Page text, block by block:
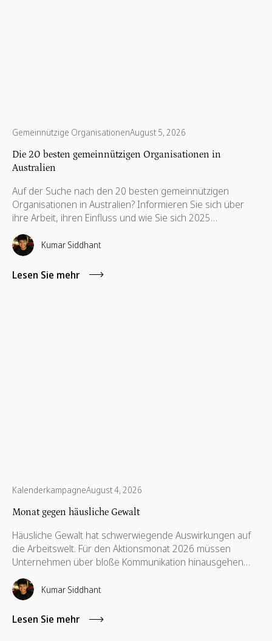
Gemeinnützige OrganisationenAugust 5, 2026
Die 20 besten gemeinnützigen Organisationen in
Australien
Auf der Suche nach den 20 besten gemeinnützigen
Organisationen in Australien? Informieren Sie sich über
ihre Arbeit, ihren Einfluss und wie Sie sich 2025
engagieren können.
Kumar Siddhant
Lesen Sie mehr
KalenderkampagneAugust 4, 2026
Monat gegen häusliche Gewalt
Häusliche Gewalt hat schwerwiegende Auswirkungen auf
die Arbeitswelt. Für den Aktionsmonat 2026 müssen
Unternehmen über bloße Kommunikation hinausgehen
und unterstützende Richtlinien, finanzielle Hilfsangebote,
Schulungen für Führungskräfte sowie kompetenzbasiertes
Ehrenamt implementieren.
Kumar Siddhant
Lesen Sie mehr